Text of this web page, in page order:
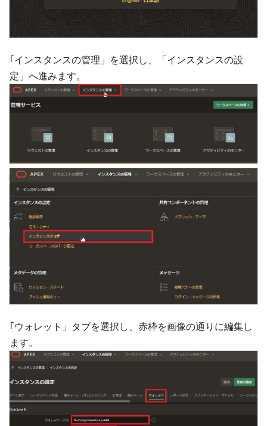
｢インスタンスの管理」を選択し、「インスタンスの設
定」へ進みます。
｢ウォレット」タブを選択し、赤枠を画像の通りに編集し
ます。